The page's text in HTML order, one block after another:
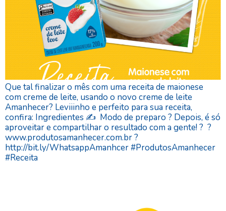
Que tal finalizar o mês com uma receita de maionese
com creme de leite, usando o novo creme de leite
Amanhecer? Leviiinho e perfeito para sua receita,
confira: Ingredientes ✍️ Modo de preparo ? Depois, é só
aproveitar e compartilhar o resultado com a gente! ? ?
www.produtosamanhecer.com.br ?
http://bit.ly/WhatsappAmanhcer #ProdutosAmanhecer
#Receita